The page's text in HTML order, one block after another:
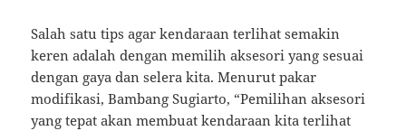
Salah satu tips agar kendaraan terlihat semakin
keren adalah dengan memilih aksesori yang sesuai
dengan gaya dan selera kita. Menurut pakar
modifikasi, Bambang Sugiarto, “Pemilihan aksesori
yang tepat akan membuat kendaraan kita terlihat